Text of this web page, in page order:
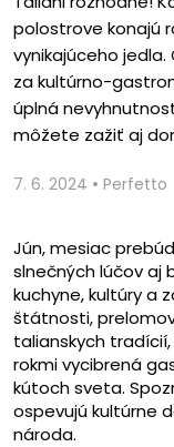
polostrove konajú
vynikajúceho
za kultúrno-
úplná
môžete zažiť aj
7. 6. 2024 • Perfetto
Jún, mesiac
slnečných lúčov aj
kuchyne, kultúry a
štátnosti,
talianskych
rokmi vycibrená
kútoch sveta.
ospevujú kultúrne
národa.